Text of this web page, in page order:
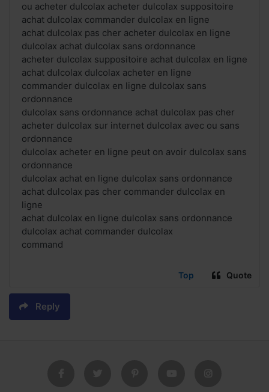
ou acheter dulcolax acheter dulcolax suppositoire
achat dulcolax commander dulcolax en ligne
achat dulcolax pas cher acheter dulcolax en ligne
dulcolax achat dulcolax sans ordonnance
acheter dulcolax suppositoire achat dulcolax en ligne
achat dulcolax dulcolax acheter en ligne
commander dulcolax en ligne dulcolax sans
ordonnance
dulcolax sans ordonnance achat dulcolax pas cher
acheter dulcolax sur internet dulcolax avec ou sans
ordonnance
dulcolax acheter en ligne peut on avoir dulcolax sans
ordonnance
dulcolax achat en ligne dulcolax sans ordonnance
achat dulcolax pas cher commander dulcolax en
ligne
achat dulcolax en ligne dulcolax sans ordonnance
dulcolax achat commander dulcolax
command
Top Quote
Reply